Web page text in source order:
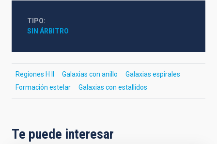
TIPO
SIN ÁRBITRO
Regiones H II Galaxias con anillo
Galaxias espirales
Formación estelar
Galaxias con estallidos
Te puede interesar